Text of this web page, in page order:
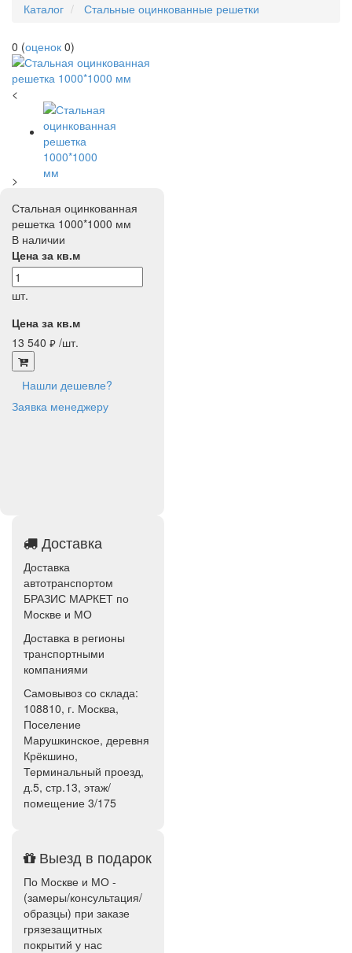
Каталог Стальные оцинкованные решетки
0 (оценок 0)
<
>
Стальная оцинкованная
решетка 1000*1000 мм
В наличии
Цена за кв.м
шт.
Цена за кв.м
13 540 руб. /шт.
Нашли дешевле?
Заявка менеджеру
Доставка
Доставка
автотранспортом
БРАЗИС МАРКЕТ по
Москве и МО
Доставка в регионы
транспортными
компаниями
Самовывоз со склада:
108810, г. Москва,
Поселение
Марушкинское, деревня
Крёкшино,
Терминальный проезд,
д.5, стр.13, этаж/
помещение 3/175
Выезд в подарок
По Москве и МО -
(замеры/консультация/
образцы) при заказе
грязезащитных
покрытий у нас